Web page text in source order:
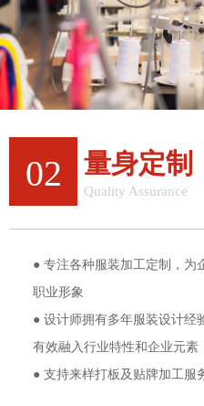
02 量身定制
Quality Assurance
● 专注各种服装加工定制，为
职业形象
● 设计师拥有多年服装设计经
有效融入行业特性和企业元素
● 支持来样打板及贴牌加工服